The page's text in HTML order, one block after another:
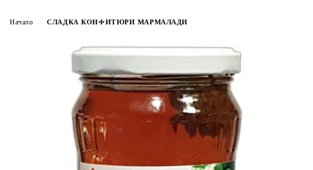
Начало СЛАДКА КОНФИТЮРИ МАРМАЛАДИ